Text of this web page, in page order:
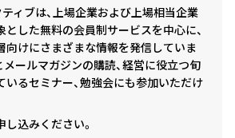
ィブは、上場企業および上場相当企業
した無料の会員制サービスを中心に、
向けにさまざまな情報を発信していま
ールマガジンの購読、経営に役立つ旬
いるセミナー、勉強会にも参加いただけ
込みください。